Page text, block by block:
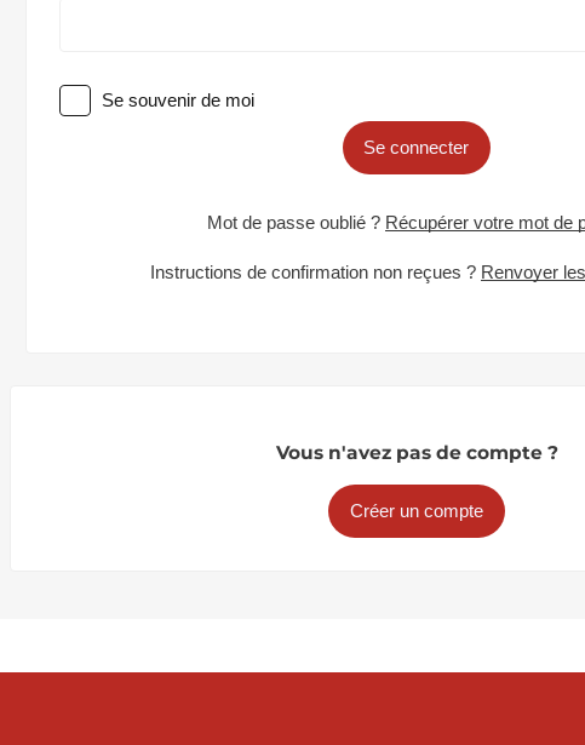
Se souvenir de moi
Se connecter
Mot de passe oublié ? Récupérer votre mot de
Instructions de confirmation non reçues ? Renvoyer
Vous n'avez pas de compte ?
Créer un compte